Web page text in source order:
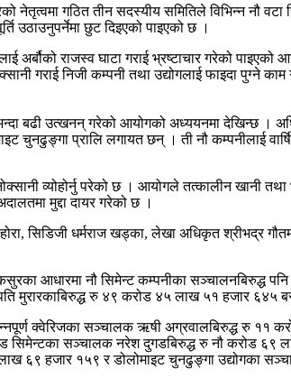
नेतृत्वमा गठित तीन सदस्यीय समितिले विभिन्न नौ
उठाउनुपर्नेमा छुट दिइएको पाइएको छ ।
अर्बौको राजस्व घाटा गराई भ्रष्टाचार गरेको
गराई निजी कम्पनी तथा उद्योगलाई फाइदा पुग्ने
बढी उत्खनन् गरेको आयोगको अध्ययनमा देखिन्छ ।
प्रालि लगायत छन् । ती नौ कम्पनीलाई
व्योहोर्नु परेको छ । आयोगले तत्कालीन खानी
मुद्दा दायर गरेको छ ।
सिडिजी धर्मराज खड्का, लेखा अधिकृत श्रीभद्र
आधारमा नौ सिमेन्ट कम्पनीका सञ्चालनबिरुद्ध
मुरारकाबिरुद्ध रु ४९ करोड ४५ लाख ५१ हजार ६४५
क्वेरिजका सञ्चालक ऋषी अग्रवालबिरुद्ध रु ११
सञ्चालक नरेश दुगडबिरुद्ध रु नौ करोड ६९
६९ हजार १५९ र डोलोमाइट चुनढुङ्गा उद्योगका